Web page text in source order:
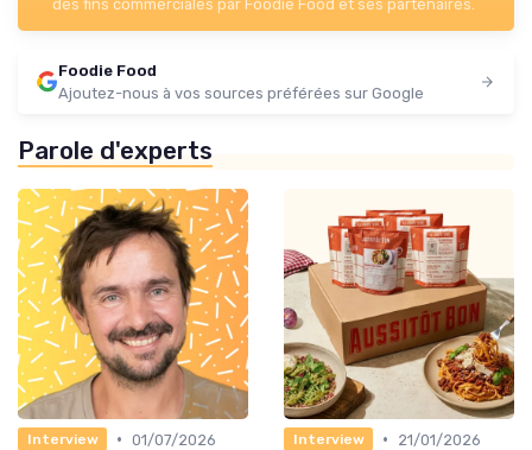
des fins commerciales par Foodie Food et ses partenaires.
Foodie Food
Ajoutez-nous à vos sources préférées sur Google
Parole d'experts
Interview • 01/07/2026
Interview •
21/01/2026